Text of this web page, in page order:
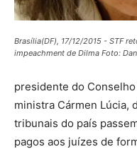
Brasília(DF), 17/12/2015 - STF
impeachment de Dilma Foto:
presidente do
ministra Cármen Lúcia,
tribunais do país
pagos aos juízes de